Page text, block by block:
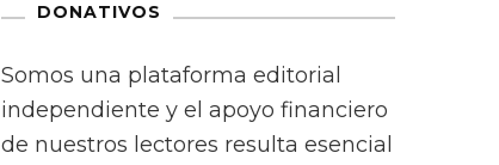
DONATIVOS
Somos una plataforma editorial
independiente y el apoyo financiero
de nuestros lectores resulta esencial